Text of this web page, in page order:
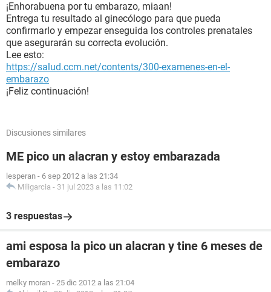
¡Enhorabuena por tu embarazo, miaan!
Entrega tu resultado al ginecólogo para que pueda
confirmarlo y empezar enseguida los controles prenatales
que asegurarán su correcta evolución.
Lee esto:
https://salud.ccm.net/contents/300-examenes-en-el-
embarazo
¡Feliz continuación!
Discusiones similares
ME pico un alacran y estoy embarazada
lesperan - 6 sep 2012 a las 21:34
Miligarcia - 31 jul 2023 a las 11:02
3 respuestas
ami esposa la pico un alacran y tine 6 meses de
embarazo
melky moran - 25 dic 2012 a las 21:04